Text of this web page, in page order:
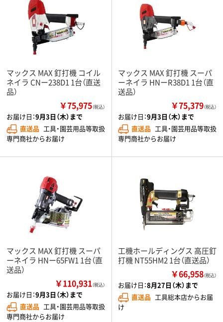
マックス MAX 釘打機 コイル
ネイラ CNー238D1 1台（直送
品）
￥75,975（税込）
お届け日：9月3日（木）まで
直送品 工具・園芸用品等取扱
専門商社からお届け
マックス MAX 釘打機 スーパ
ーネイラ HNーR38D1 1台（直
送品）
￥75,379（税込）
お届け日：9月3日（木）まで
直送品 工具・園芸用品等取扱
専門商社からお届け
マックス MAX 釘打機 スーパ
ーネイラ HNー65FW1 1台（直
送品）
￥110,931（税込）
お届け日：9月3日（木）まで
直送品 工具・園芸用品等取扱
専門商社からお届け
工機ホールディングス 高圧釘
打機 NT55HM2 1台（直送品）
￥66,958（税込）
お届け日：8月27日（木）まで
直送品 工具総本店からお届
け